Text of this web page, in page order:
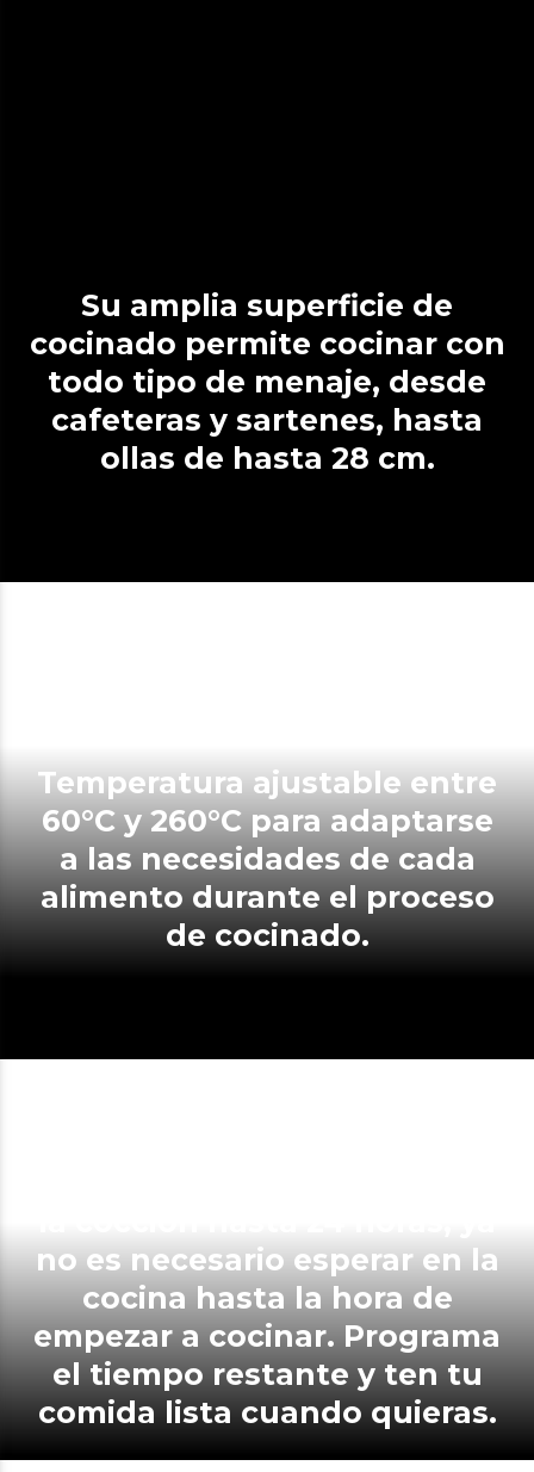
Su amplia superficie de
cocinado permite cocinar con
todo tipo de menaje, desde
cafeteras y sartenes, hasta
ollas de hasta 28 cm.
Temperatura ajustable entre
60°C y 260°C para adaptarse
a las necesidades de cada
alimento durante el proceso
de cocinado.
no es necesario esperar en la
cocina hasta la hora de
empezar a cocinar. Programa
el tiempo restante y ten tu
comida lista cuando quieras.